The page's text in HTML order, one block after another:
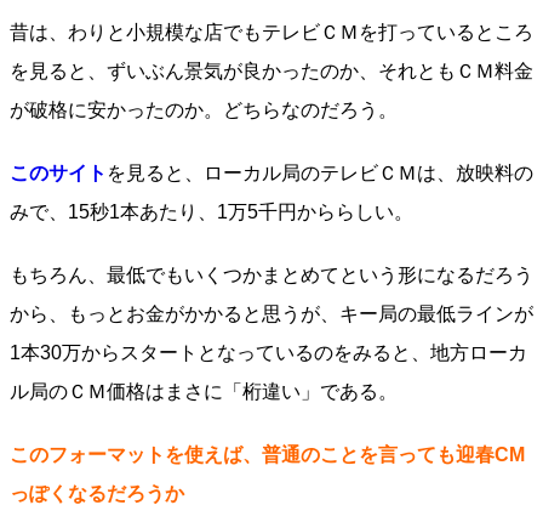
昔は、わりと小規模な店でもテレビＣＭを打っているところ
を見ると、ずいぶん景気が良かったのか、それともＣＭ料金
が破格に安かったのか。どちらなのだろう。
このサイト を見ると、ローカル局のテレビＣＭは、放映料の
みで、15秒1本あたり、1万5千円かららしい。
もちろん、最低でもいくつかまとめてという形になるだろう
から、もっとお金がかかると思うが、キー局の最低ラインが
1本30万からスタートとなっているのをみると、地方ローカ
ル局のＣＭ価格はまさに「桁違い」である。
このフォーマットを使えば、普通のことを言っても迎春CM
っぽくなるだろうか